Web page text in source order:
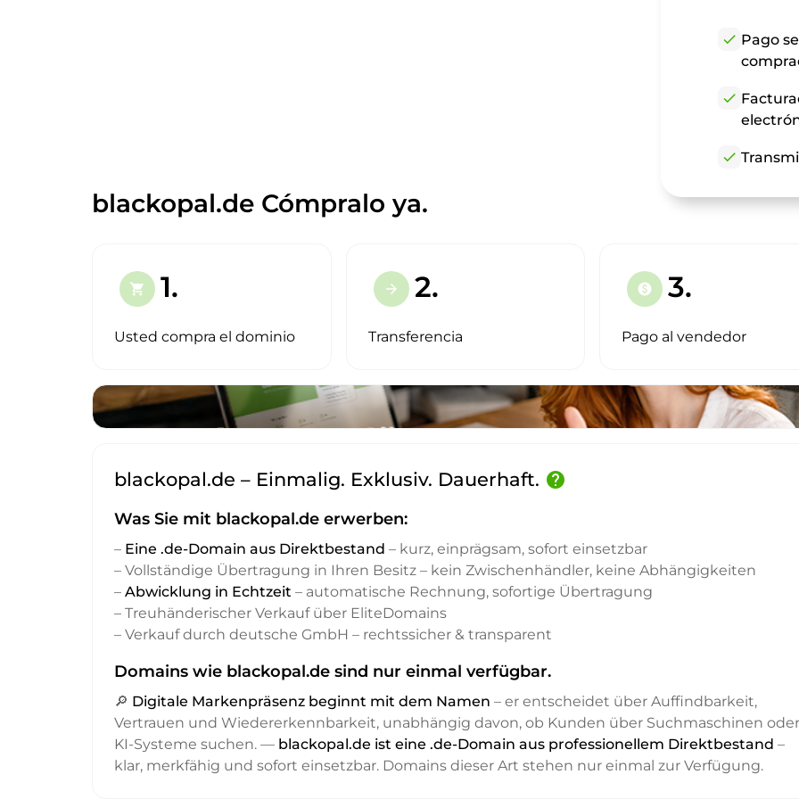
check Pago
check
check
blackopal.de Cómpralo ya.
shopping_cart 1.
Usted compra el dominio
arrow_forward 2.
Transferencia
paid 3.
Pago al vendedor
blackopal.de – Einmalig. Exklusiv. Dauerhaft. help
Was Sie mit blackopal.de erwerben:
– Eine .de-Domain aus Direktbestand – kurz, einprägsam, sofort einsetzbar
– Vollständige Übertragung in Ihren Besitz – kein Zwischenhändler, keine Abhängigkeiten
– Abwicklung in Echtzeit – automatische Rechnung, sofortige Übertragung
– Treuhänderischer Verkauf über EliteDomains
– Verkauf durch deutsche GmbH – rechtssicher & transparent
Domains wie blackopal.de sind nur einmal verfügbar.
🔎 Digitale Markenpräsenz beginnt mit dem Namen – er entscheidet über Auffindbarkeit,
Vertrauen und Wiedererkennbarkeit, unabhängig davon, ob Kunden über Suchmaschinen oder
KI-Systeme suchen. — blackopal.de ist eine .de-Domain aus professionellem Direktbestand –
klar, merkfähig und sofort einsetzbar. Domains dieser Art stehen nur einmal zur Verfügung.